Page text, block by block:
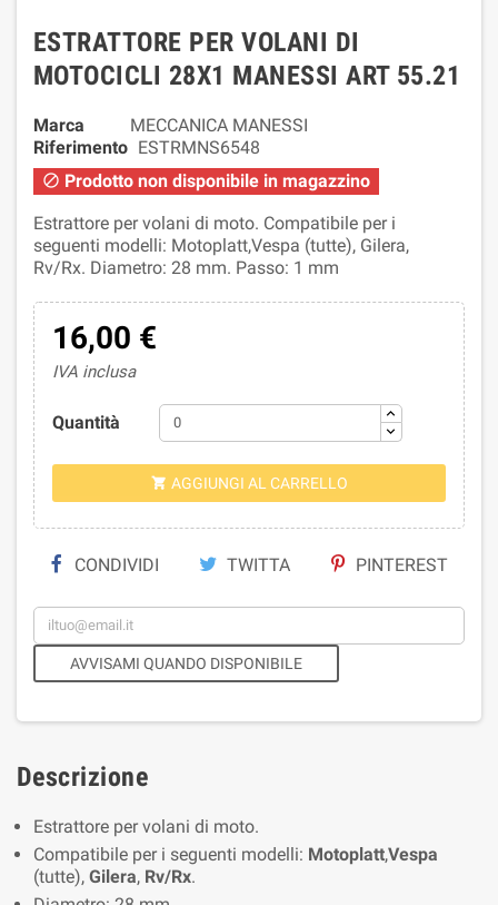
ESTRATTORE PER VOLANI DI
MOTOCICLI 28X1 MANESSI ART 55.21
Marca
MECCANICA MANESSI
Riferimento ESTRMNS6548
 Prodotto non disponibile in magazzino
Estrattore per volani di moto. Compatibile per i
seguenti modelli: Motoplatt,Vespa (tutte), Gilera,
Rv/Rx. Diametro: 28 mm. Passo: 1 mm
16,00 €
IVA inclusa
Quantità
 AGGIUNGI AL CARRELLO
CONDIVIDI TWITTA PINTEREST
AVVISAMI QUANDO DISPONIBILE
Descrizione
Estrattore per volani di moto.
Compatibile per i seguenti modelli: Motoplatt,Vespa
(tutte), Gilera, Rv/Rx.